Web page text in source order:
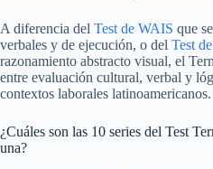
A diferencia del Test de WAIS que
verbales y de ejecución, o del Test
razonamiento abstracto visual, el
entre evaluación cultural, verbal y
contextos laborales latinoamericanos.
¿Cuáles son las 10 series del Test
una?